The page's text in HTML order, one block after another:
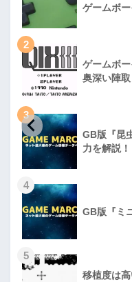
ゲームボー
2
ゲームボ
奥深い陣取
3
GB版『昆
力を解説！
4
GB版『ミ
5
移植度は